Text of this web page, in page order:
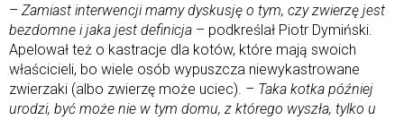
– Zamiast interwencji mamy dyskusję o tym, czy zwierzę jest
bezdomne i jaka jest definicja – podkreślał Piotr Dymiński.
Apelował też o kastracje dla kotów, które mają swoich
właścicieli, bo wiele osób wypuszcza niewykastrowane
zwierzaki (albo zwierzę może uciec). – Taka kotka później
urodzi, być może nie w tym domu, z którego wyszła, tylko u